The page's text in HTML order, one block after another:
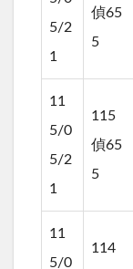
5/2
1
偵65
5
11
5/0
5/2
1
115
偵65
5
11
5/0
114